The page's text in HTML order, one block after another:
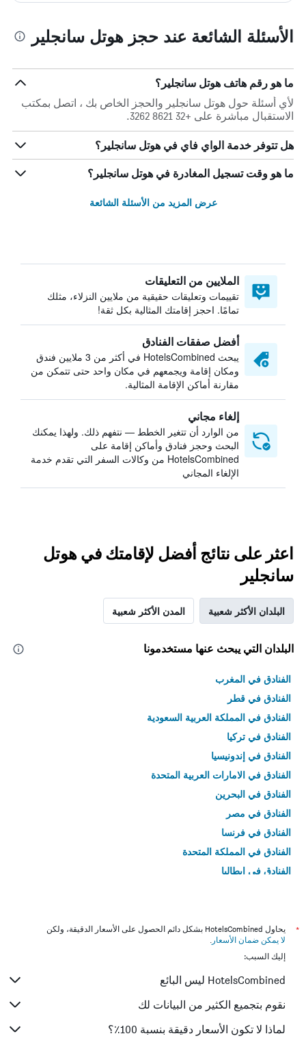
الأسئلة الشائعة عند حجز هوتل سانجلير
ما هو رقم هاتف هوتل سانجلير؟
لأي أسئلة حول هوتل سانجلير والحجز الخاص بك ، اتصل بمكتب
الاستقبال مباشرة على +32 8621 3262.
هل تتوفر خدمة الواي فاي في هوتل سانجلير؟
ما هو وقت تسجيل المغادرة في هوتل سانجلير؟
عرض المزيد من الأسئلة الشائعة
الملايين من التعليقات
تقييمات وتعليقات حقيقية من ملايين النزلاء، مثلك
تمامًا. احجز إقامتك المثالية بكل ثقة!
أفضل صفقات الفنادق
يبحث HotelsCombined في أكثر من 3 ملايين فندق
ومكان إقامة ويجمعهم في مكان واحد حتى تتمكن من
مقارنة أماكن الإقامة المثالية.
إلغاء مجاني
من الوارد أن تتغير الخطط — نتفهم ذلك. ولهذا يمكنك
البحث وحجز فنادق وأماكن إقامة على
HotelsCombined من وكالات السفر التي تقدم خدمة
الإلغاء المجاني
اعثر على نتائج أفضل لإقامتك في هوتل
سانجلير
البلدان الأكثر شعبية المدن الأكثر شعبية
البلدان التي يبحث عنها مستخدمونا
الفنادق في المغرب
الفنادق في قطر
الفنادق في المملكة العربية السعودية
الفنادق في تركيا
الفنادق في إندونيسيا
الفنادق في الامارات العربية المتحدة
الفنادق في البحرين
الفنادق في مصر
الفنادق في فرنسا
الفنادق في المملكة المتحدة
الفنادق في إيطاليا
*
يحاول HotelsCombined بشكل دائم الحصول على الأسعار الدقيقة، ولكن
لا يمكن ضمان الأسعار .
إليك السبب:
HotelsCombined ليس البائع
نقوم بتجميع الكثير من البيانات لك
لماذا لا تكون الأسعار دقيقة بنسبة 100٪؟